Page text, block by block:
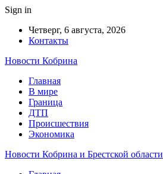
Sign in
Четверг, 6 августа, 2026
Контакты
Новости Кобрина
Главная
В мире
Граница
ДТП
Происшествия
Экономика
Новости Кобрина и Брестской области